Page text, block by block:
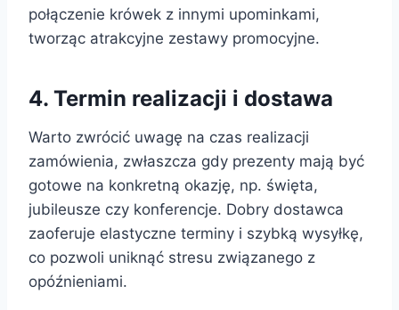
połączenie krówek z innymi upominkami,
tworząc atrakcyjne zestawy promocyjne.
4. Termin realizacji i dostawa
Warto zwrócić uwagę na czas realizacji
zamówienia, zwłaszcza gdy prezenty mają być
gotowe na konkretną okazję, np. święta,
jubileusze czy konferencje. Dobry dostawca
zaoferuje elastyczne terminy i szybką wysyłkę,
co pozwoli uniknąć stresu związanego z
opóźnieniami.